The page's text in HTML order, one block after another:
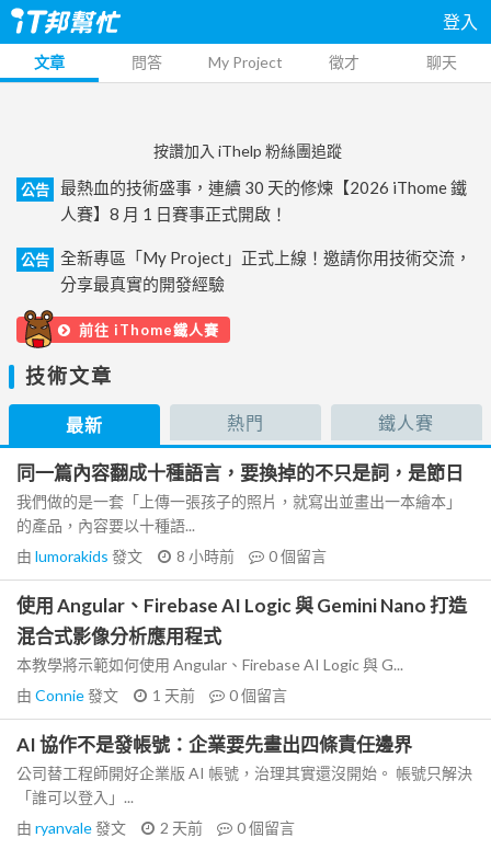
登入
文章 問答 My Project 徵才 聊天
按讚加入 iThelp 粉絲團追蹤
公告
最熱血的技術盛事，連續 30 天的修煉【2026 iThome 鐵
人賽】8 月 1 日賽事正式開啟！
公告
全新專區「My Project」正式上線！邀請你用技術交流，
分享最真實的開發經驗
前往 iThome鐵人賽
技術文章
最新 熱門 鐵人賽
同一篇內容翻成十種語言，要換掉的不只是詞，是節日
我們做的是一套「上傳一張孩子的照片，就寫出並畫出一本繪本」
的產品，內容要以十種語...
由 lumorakids 發文 8 小時前 0個留言
使用 Angular、Firebase AI Logic 與 Gemini Nano 打造
混合式影像分析應用程式
本教學將示範如何使用 Angular、Firebase AI Logic 與 G...
由 Connie發文 1 天前 0個留言
AI 協作不是發帳號：企業要先畫出四條責任邊界
公司替工程師開好企業版 AI 帳號，治理其實還沒開始。 帳號只解決
「誰可以登入」...
由 ryanvale發文 2 天前 0個留言